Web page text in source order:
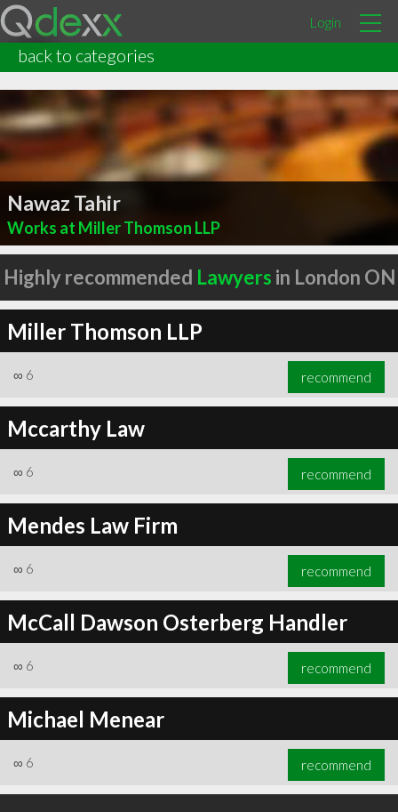
Login
back to categories
Nawaz Tahir
Works at Miller Thomson LLP
Highly recommended Lawyers in London ON
Miller Thomson LLP
∞ 6 recommend
Mccarthy Law
∞ 6 recommend
Mendes Law Firm
∞ 6 recommend
McCall Dawson Osterberg Handler
∞ 6 recommend
Michael Menear
∞ 6 recommend